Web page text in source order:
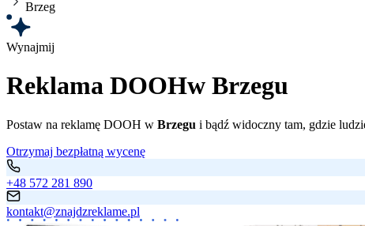
Brzeg
Wynajmij
Reklama DOOHw Brzegu
Postaw na reklamę DOOH w Brzegu i bądź widoczny tam, gdzie
Otrzymaj bezpłatną wycenę
+48 572 281 890
kontakt@znajdzreklame.pl